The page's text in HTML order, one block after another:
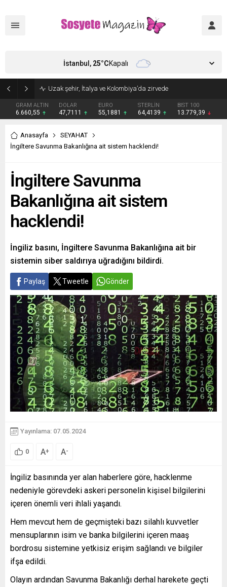
Uzak şehir, İtalya ve Kolombiya’da zirvede
GRAM ALTIN
6.660,55
DOLAR
47,7111
EURO
55,1881
STERLİN
64,4139
BIST 100
13.779,39
İstanbul, 25°CKapalı
Anasayfa
SEYAHAT
İngiltere Savunma Bakanlığına ait sistem hacklendi!
İngiltere Savunma
Bakanlığına ait sistem
hacklendi!
İngiliz basını, İngiltere Savunma Bakanlığına ait bir
sistemin siber saldırıya uğradığını bildirdi.
Paylaş Tweetle Gönder
Yayınlama: 07.05.2024
0 A+ A-
İngiliz basınında yer alan haberlere göre, hacklenme
nedeniyle görevdeki askeri personelin kişisel bilgilerini
içeren önemli veri ihlali yaşandı.
Hem mevcut hem de geçmişteki bazı silahlı kuvvetler
mensuplarının isim ve banka bilgilerini içeren maaş
bordrosu sistemine yetkisiz erişim sağlandı ve bilgiler
ifşa edildi.
Olayın ardından Savunma Bakanlığı derhal harekete geçti